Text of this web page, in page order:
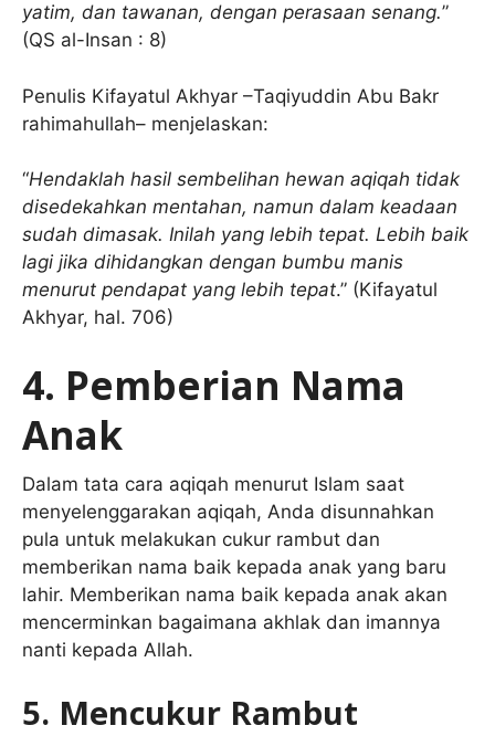
yatim, dan tawanan, dengan perasaan senang.”
(QS al-Insan : 8)
Penulis Kifayatul Akhyar –Taqiyuddin Abu Bakr
rahimahullah– menjelaskan:
“Hendaklah hasil sembelihan hewan aqiqah tidak
disedekahkan mentahan, namun dalam keadaan
sudah dimasak. Inilah yang lebih tepat. Lebih baik
lagi jika dihidangkan dengan bumbu manis
menurut pendapat yang lebih tepat.” (Kifayatul
Akhyar, hal. 706)
4. Pemberian Nama
Anak
Dalam tata cara aqiqah menurut Islam saat
menyelenggarakan aqiqah, Anda disunnahkan
pula untuk melakukan cukur rambut dan
memberikan nama baik kepada anak yang baru
lahir. Memberikan nama baik kepada anak akan
mencerminkan bagaimana akhlak dan imannya
nanti kepada Allah.
5. Mencukur Rambut